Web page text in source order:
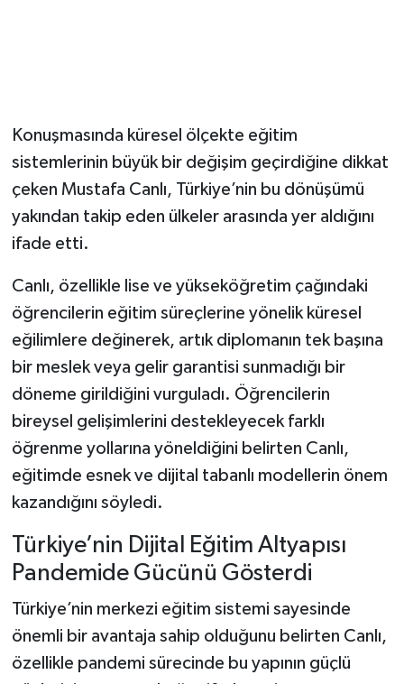
Konuşmasında küresel ölçekte eğitim
sistemlerinin büyük bir değişim geçirdiğine dikkat
çeken Mustafa Canlı, Türkiye’nin bu dönüşümü
yakından takip eden ülkeler arasında yer aldığını
ifade etti.
Canlı, özellikle lise ve yükseköğretim çağındaki
öğrencilerin eğitim süreçlerine yönelik küresel
eğilimlere değinerek, artık diplomanın tek başına
bir meslek veya gelir garantisi sunmadığı bir
döneme girildiğini vurguladı. Öğrencilerin
bireysel gelişimlerini destekleyecek farklı
öğrenme yollarına yöneldiğini belirten Canlı,
eğitimde esnek ve dijital tabanlı modellerin önem
kazandığını söyledi.
Türkiye’nin Dijital Eğitim Altyapısı
Pandemide Gücünü Gösterdi
Türkiye’nin merkezi eğitim sistemi sayesinde
önemli bir avantaja sahip olduğunu belirten Canlı,
özellikle pandemi sürecinde bu yapının güçlü